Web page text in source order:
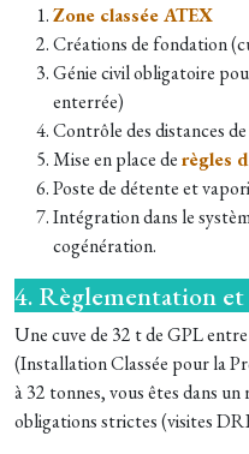
Zone classée ATEX
Créations de fondation
Génie civil obligatoire
enterrée)
Contrôle des distances
Mise en place derègles
Poste de détente et
Intégration dans le
cogénération.
4. Règlementation
Une cuve de 32 t de GPL
(Installation Classée pour la
à 32 tonnes, vous êtes dans un
obligations strictes (visites